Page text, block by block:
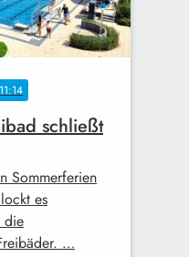
schließt
Sommerferien
es
die
…